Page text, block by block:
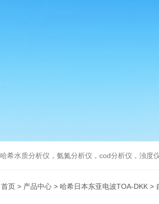
哈希水质分析仪，氨氮分析仪，cod分析仪，浊度
首页 > 产品中心 > 哈希日本东亚电波TOA-DKK >